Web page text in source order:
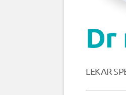
Dr
LEKAR